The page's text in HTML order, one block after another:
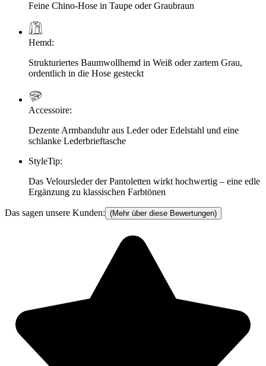
Feine Chino-Hose in Taupe oder Graubraun
Hemd:
Strukturiertes Baumwollhemd in Weiß oder zartem Grau,
ordentlich in die Hose gesteckt
Accessoire:
Dezente Armbanduhr aus Leder oder Edelstahl und eine
schlanke Lederbrieftasche
StyleTip:
Das Veloursleder der Pantoletten wirkt hochwertig – eine edle
Ergänzung zu klassischen Farbtönen
Das sagen unsere Kunden: (Mehr über diese Bewertungen)